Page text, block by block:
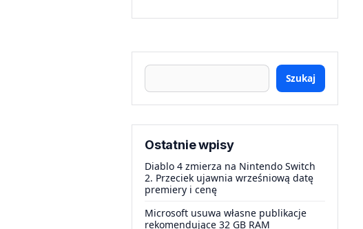
Szukaj
Ostatnie wpisy
Diablo 4 zmierza na Nintendo Switch
2. Przeciek ujawnia wrześniową datę
premiery i cenę
Microsoft usuwa własne publikacje
rekomendujące 32 GB RAM